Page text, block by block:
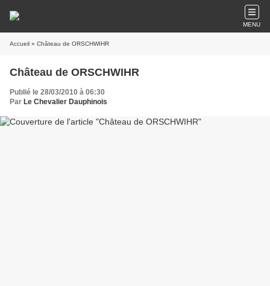
MENU
Accueil » Château de ORSCHWIHR
Château de ORSCHWIHR
Publié le 28/03/2010 à 06:30
Par Le Chevalier Dauphinois